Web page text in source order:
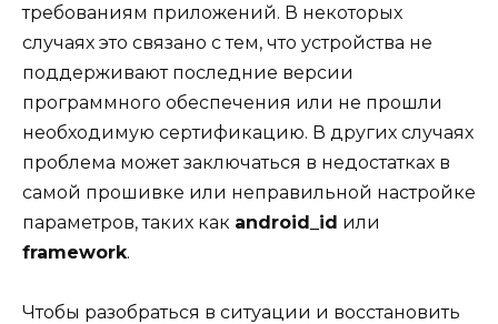
требованиям приложений. В некоторых
случаях это связано с тем, что устройства не
поддерживают последние версии
программного обеспечения или не прошли
необходимую сертификацию. В других случаях
проблема может заключаться в недостатках в
самой прошивке или неправильной настройке
параметров, таких как android_id или
framework.
Чтобы разобраться в ситуации и восстановить